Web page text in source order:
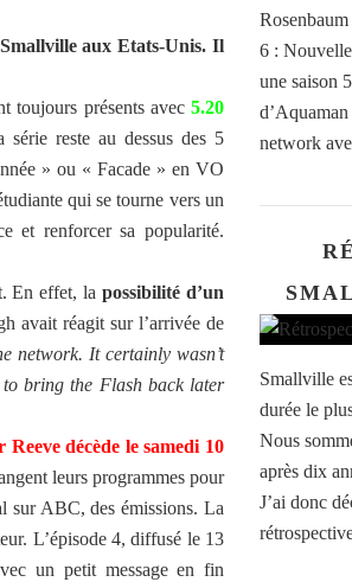
aux Etats-Unis. Il
toujours présents avec 5.20
série reste au dessus des 5
» ou « Facade » en VO
qui se tourne vers un
et renforcer sa popularité.
En effet, lapossibilité d’un
avait réagit sur l’arrivée de
network. It certainly wasn’t
bring the Flash back later
décède le samedi 10
leurs programmes pour
sur ABC, des émissions. La
L’épisode 4, diffusé le 13
un petit message en fin
6 :
une saison
network
Smallville
durée le
Nous
après dix
J’ai donc